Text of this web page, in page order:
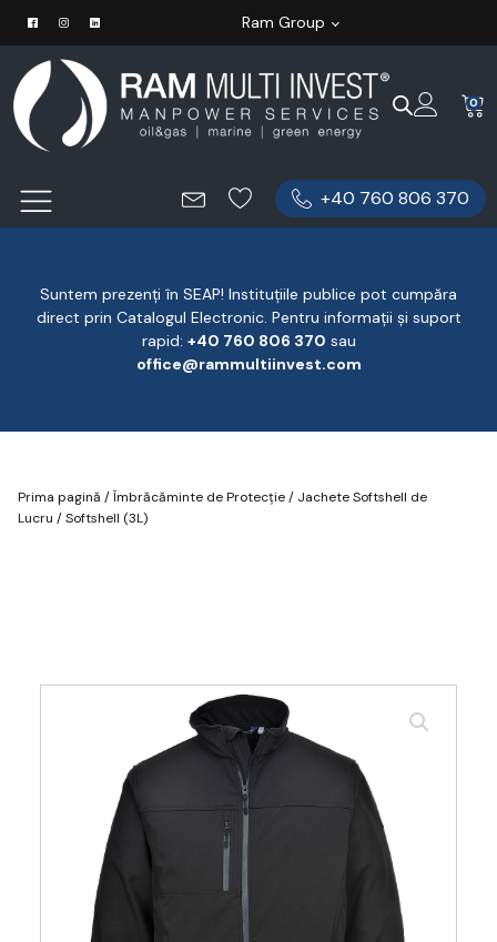
Ram Group
0
+40 760 806 370
Suntem prezenți în SEAP! Instituțiile publice pot cumpăra
direct prin Catalogul Electronic. Pentru informații și suport
rapid: ‪+40 760 806 370 ‬ sau
office@rammultiinvest.com
Prima pagină /Îmbrăcăminte de Protecție/ Jachete Softshell de
Lucru / Softshell (3L)